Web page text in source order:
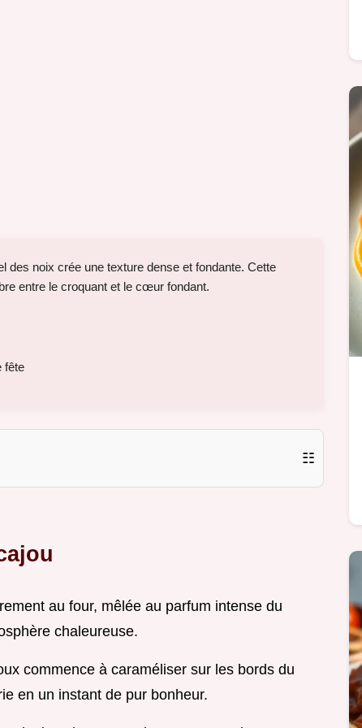
des noix crée une texture dense et fondante. Cette
entre le croquant et le cœur fondant.
fête
☷
au four, mêlée au parfum intense du
chaleureuse.
commence à caraméliser sur les bords du
en un instant de pur bonheur.